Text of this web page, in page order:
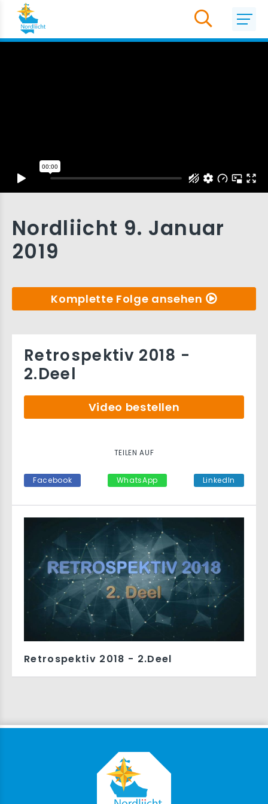
Nordliicht 9. Januar
2019
Komplette Folge ansehen
Retrospektiv 2018 - 2.Deel
Retrospektiv 2018 -
2.Deel
Video bestellen
TEILEN AUF
Facebook WhatsApp LinkedIn